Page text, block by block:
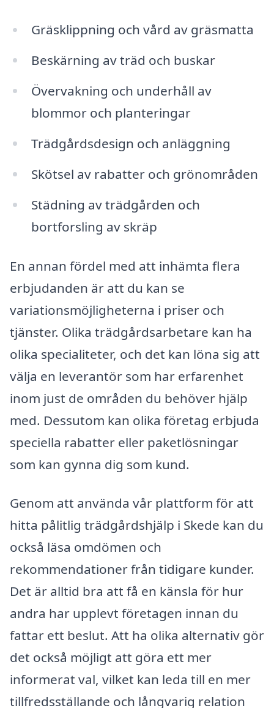
Gräsklippning och vård av gräsmatta
Beskärning av träd och buskar
Övervakning och underhåll av
blommor och planteringar
Trädgårdsdesign och anläggning
Skötsel av rabatter och grönområden
Städning av trädgården och
bortforsling av skräp
En annan fördel med att inhämta flera
erbjudanden är att du kan se
variationsmöjligheterna i priser och
tjänster. Olika trädgårdsarbetare kan ha
olika specialiteter, och det kan löna sig att
välja en leverantör som har erfarenhet
inom just de områden du behöver hjälp
med. Dessutom kan olika företag erbjuda
speciella rabatter eller paketlösningar
som kan gynna dig som kund.
Genom att använda vår plattform för att
hitta pålitlig trädgårdshjälp i Skede kan du
också läsa omdömen och
rekommendationer från tidigare kunder.
Det är alltid bra att få en känsla för hur
andra har upplevt företagen innan du
fattar ett beslut. Att ha olika alternativ gör
det också möjligt att göra ett mer
informerat val, vilket kan leda till en mer
tillfredsställande och långvarig relation